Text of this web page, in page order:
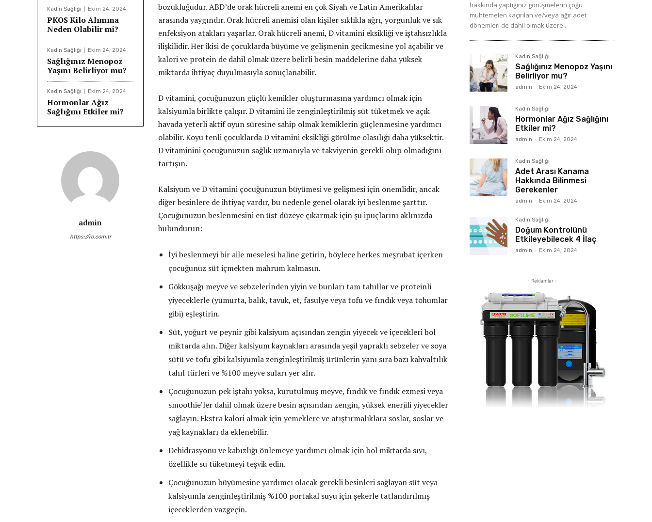
Kadın Sağlığı Ekim 24, 2024
PKOS Kilo Alımına
Neden Olabilir mi?
Kadın Sağlığı Ekim 24, 2024
Sağlığınız Menopoz
Yaşını Belirliyor mu?
Kadın Sağlığı Ekim 24, 2024
Hormonlar Ağız
Sağlığını Etkiler mi?
admin
https://ro.com.tr
bozukluğudur. ABD’de orak hücreli anemi en çok Siyah ve Latin Amerikalılar
arasında yaygındır. Orak hücreli anemisi olan kişiler sıklıkla ağrı, yorgunluk ve sık
enfeksiyon atakları yaşarlar. Orak hücreli anemi, D vitamini eksikliği ve iştahsızlıkla
ilişkilidir. Her ikisi de çocuklarda büyüme ve gelişmenin gecikmesine yol açabilir ve
kalori ve protein de dahil olmak üzere belirli besin maddelerine daha yüksek
miktarda ihtiyaç duyulmasıyla sonuçlanabilir.
D vitamini, çocuğunuzun güçlü kemikler oluşturmasına yardımcı olmak için
kalsiyumla birlikte çalışır. D vitamini ile zenginleştirilmiş süt tüketmek ve açık
havada yeterli aktif oyun süresine sahip olmak kemiklerin güçlenmesine yardımcı
olabilir. Koyu tenli çocuklarda D vitamini eksikliği görülme olasılığı daha yüksektir.
D vitaminini çocuğunuzun sağlık uzmanıyla ve takviyenin gerekli olup olmadığını
tartışın.
Kalsiyum ve D vitamini çocuğunuzun büyümesi ve gelişmesi için önemlidir, ancak
diğer besinlere de ihtiyaç vardır, bu nedenle genel olarak iyi beslenme şarttır.
Çocuğunuzun beslenmesini en üst düzeye çıkarmak için şu ipuçlarını aklınızda
bulundurun:
İyi beslenmeyi bir aile meselesi haline getirin, böylece herkes meşrubat içerken
çocuğunuz süt içmekten mahrum kalmasın.
Gökkuşağı meyve ve sebzelerinden yiyin ve bunları tam tahıllar ve proteinli
yiyeceklerle (yumurta, balık, tavuk, et, fasulye veya tofu ve fındık veya tohumlar
gibi) eşleştirin.
Süt, yoğurt ve peynir gibi kalsiyum açısından zengin yiyecek ve içecekleri bol
miktarda alın. Diğer kalsiyum kaynakları arasında yeşil yapraklı sebzeler ve soya
sütü ve tofu gibi kalsiyumla zenginleştirilmiş ürünlerin yanı sıra bazı kahvaltılık
tahıl türleri ve %100 meyve suları yer alır.
Çocuğunuzun pek iştahı yoksa, kurutulmuş meyve, fındık ve fındık ezmesi veya
smoothie’ler dahil olmak üzere besin açısından zengin, yüksek enerjili yiyecekler
sağlayın. Ekstra kalori almak için yemeklere ve atıştırmalıklara soslar, soslar ve
yağ kaynakları da eklenebilir.
Dehidrasyonu ve kabızlığı önlemeye yardımcı olmak için bol miktarda sıvı,
özellikle su tüketmeyi teşvik edin.
Çocuğunuzun büyümesine yardımcı olacak gerekli besinleri sağlayan süt veya
kalsiyumla zenginleştirilmiş %100 portakal suyu için şekerle tatlandırılmış
içeceklerden vazgeçin.
hakkında yaptığınız görüşmelerin çoğu
muhtemelen kaçırılan ve/veya ağır adet
dönemleri de dahil olmak üzere...
Kadın Sağlığı
Sağlığınız Menopoz Yaşını
Belirliyor mu?
admin - Ekim 24, 2024
Kadın Sağlığı
Hormonlar Ağız Sağlığını
Etkiler mi?
admin - Ekim 24, 2024
Kadın Sağlığı
Adet Arası Kanama
Hakkında Bilinmesi
Gerekenler
admin - Ekim 24, 2024
Kadın Sağlığı
Doğum Kontrolünü
Etkileyebilecek 4 İlaç
admin - Ekim 24, 2024
- Reklamlar -